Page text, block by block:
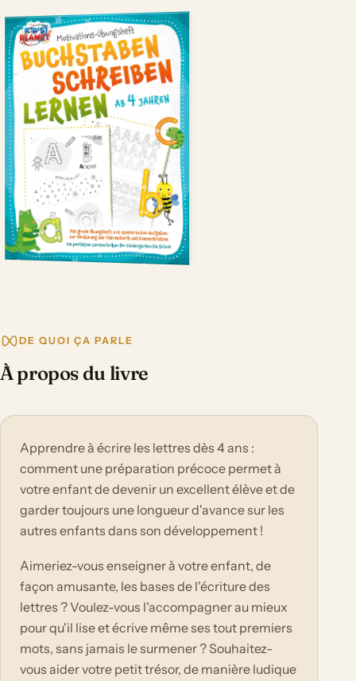
DE QUOI ÇA PARLE
À propos du livre
Apprendre à écrire les lettres dès 4 ans :
comment une préparation précoce permet à
votre enfant de devenir un excellent élève et de
garder toujours une longueur d'avance sur les
autres enfants dans son développement !
Aimeriez-vous enseigner à votre enfant, de
façon amusante, les bases de l'écriture des
lettres ? Voulez-vous l'accompagner au mieux
pour qu'il lise et écrive même ses tout premiers
mots, sans jamais le surmener ? Souhaitez-
vous aider votre petit trésor, de manière ludique